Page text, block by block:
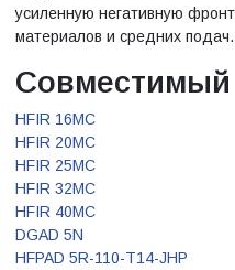
усиленную негативную
материалов и средних подач.
Совместимый
HFIR 16MC
HFIR 20MC
HFIR 25MC
HFIR 32MC
HFIR 40MC
DGAD 5N
HFPAD 5R-110-T14-JHP